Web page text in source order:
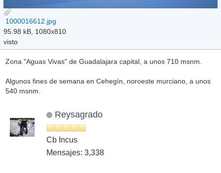
1000016612.jpg
95.98 kB, 1080x810
visto
Zona "Aguas Vivas" de Guadalajara capital, a unos 710 msnm.
Algunos fines de semana en Cehegín, noroeste murciano, a unos
540 msnm.
Reysagrado
Cb Incus
Mensajes: 3,338